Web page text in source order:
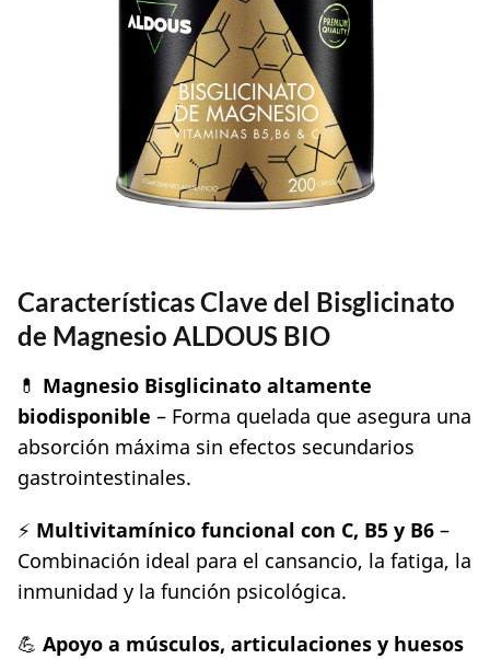
Características Clave del Bisglicinato
de Magnesio ALDOUS BIO
💊 Magnesio Bisglicinato altamente
biodisponible – Forma quelada que asegura una
absorción máxima sin efectos secundarios
gastrointestinales.
⚡ Multivitamínico funcional con C, B5 y B6 –
Combinación ideal para el cansancio, la fatiga, la
inmunidad y la función psicológica.
💪 Apoyo a músculos, articulaciones y huesos